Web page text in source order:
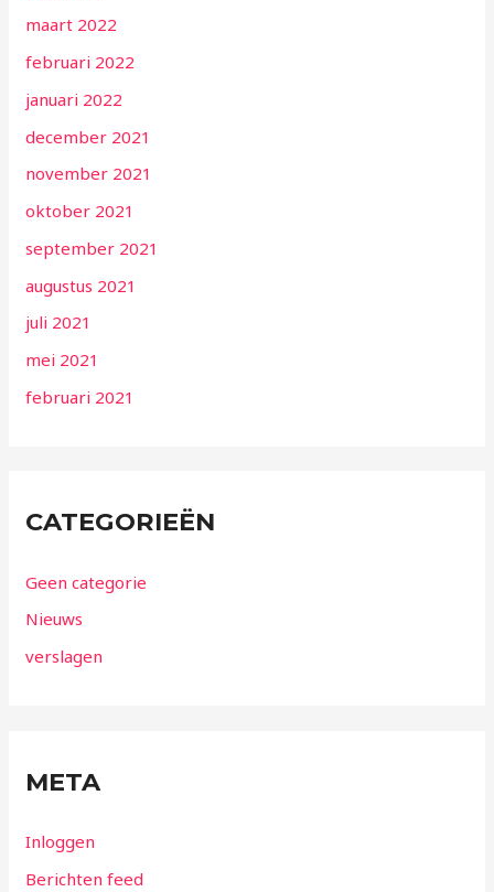
maart 2022
februari 2022
januari 2022
december 2021
november 2021
oktober 2021
september 2021
augustus 2021
juli 2021
mei 2021
februari 2021
CATEGORIEËN
Geen categorie
Nieuws
verslagen
META
Inloggen
Berichten feed